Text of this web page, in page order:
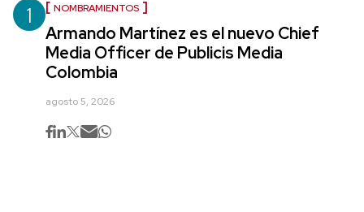
1 NOMBRAMIENTOS
Armando Martínez es el nuevo Chief
Media Officer de Publicis Media
Colombia
agosto 5, 2026